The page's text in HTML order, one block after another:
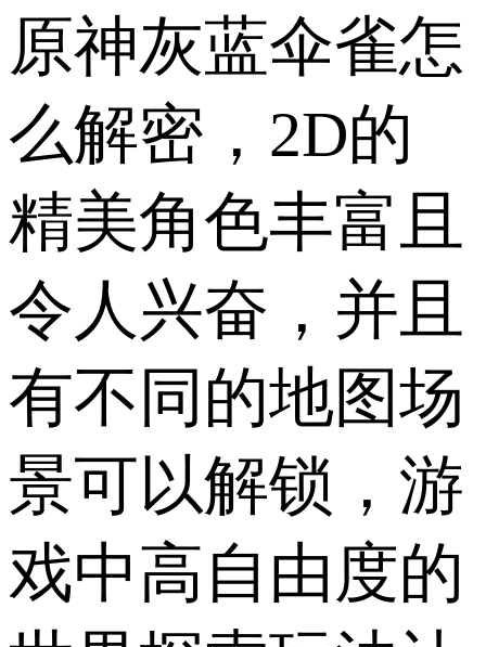
原神灰蓝伞雀怎
么解密，2D的
精美角色丰富且
令人兴奋，并且
有不同的地图场
景可以解锁，游
戏中高自由度的